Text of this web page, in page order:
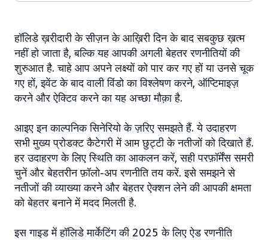
हॉलिडे ख़रीदारी के सीज़न के आख़िरी दिन के बाद सबकुछ ख़त्म
नहीं हो जाता है, बल्कि यह आपकी अगली बेहतर रणनीतियों की
शुरुआत है. चाहे आप अपने लक्ष्यों को पार कर गए हों या उनसे चूक
गए हों, इवेंट के बाद वाली विंडो का विश्लेषण करने, ऑप्टिमाइज़
करने और ऐक्टिव करने का यह अच्छा मौक़ा है.
आइए इन काल्पनिक सिनेरियो के ज़रिए समझते हैं. ये उदाहरण
सभी मुख्य प्रोडक्ट कैटेगरी में आम छुट्टी के नतीजों को दिखाते हैं.
हर उदाहरण के लिए स्थिति का आकलन करें, सही परफ़ॉर्मेंस समरी
चुनें और बेहतरीन फ़ॉलो-अप रणनीति तय करें. इसे समझने से
नतीजों की व्याख्या करने और बेहतर ऐक्शन लेने की आपकी क्षमता
को बेहतर बनाने में मदद मिलती है.
इस गाइड में हॉलिडे मार्केटिंग की 2025 के लिए ऐड रणनीति